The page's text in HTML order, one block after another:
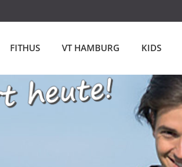
FITHUS VT HAMBURG KIDS